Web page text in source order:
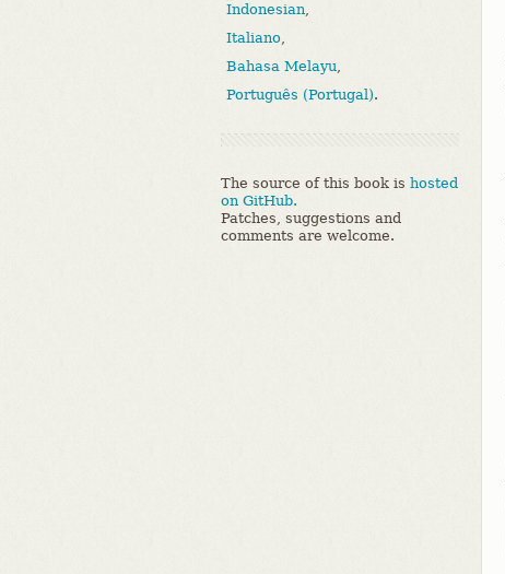
Indonesian,
Italiano,
Bahasa Melayu,
Português (Portugal).
The source of this book is hosted
on GitHub.
Patches, suggestions and
comments are welcome.